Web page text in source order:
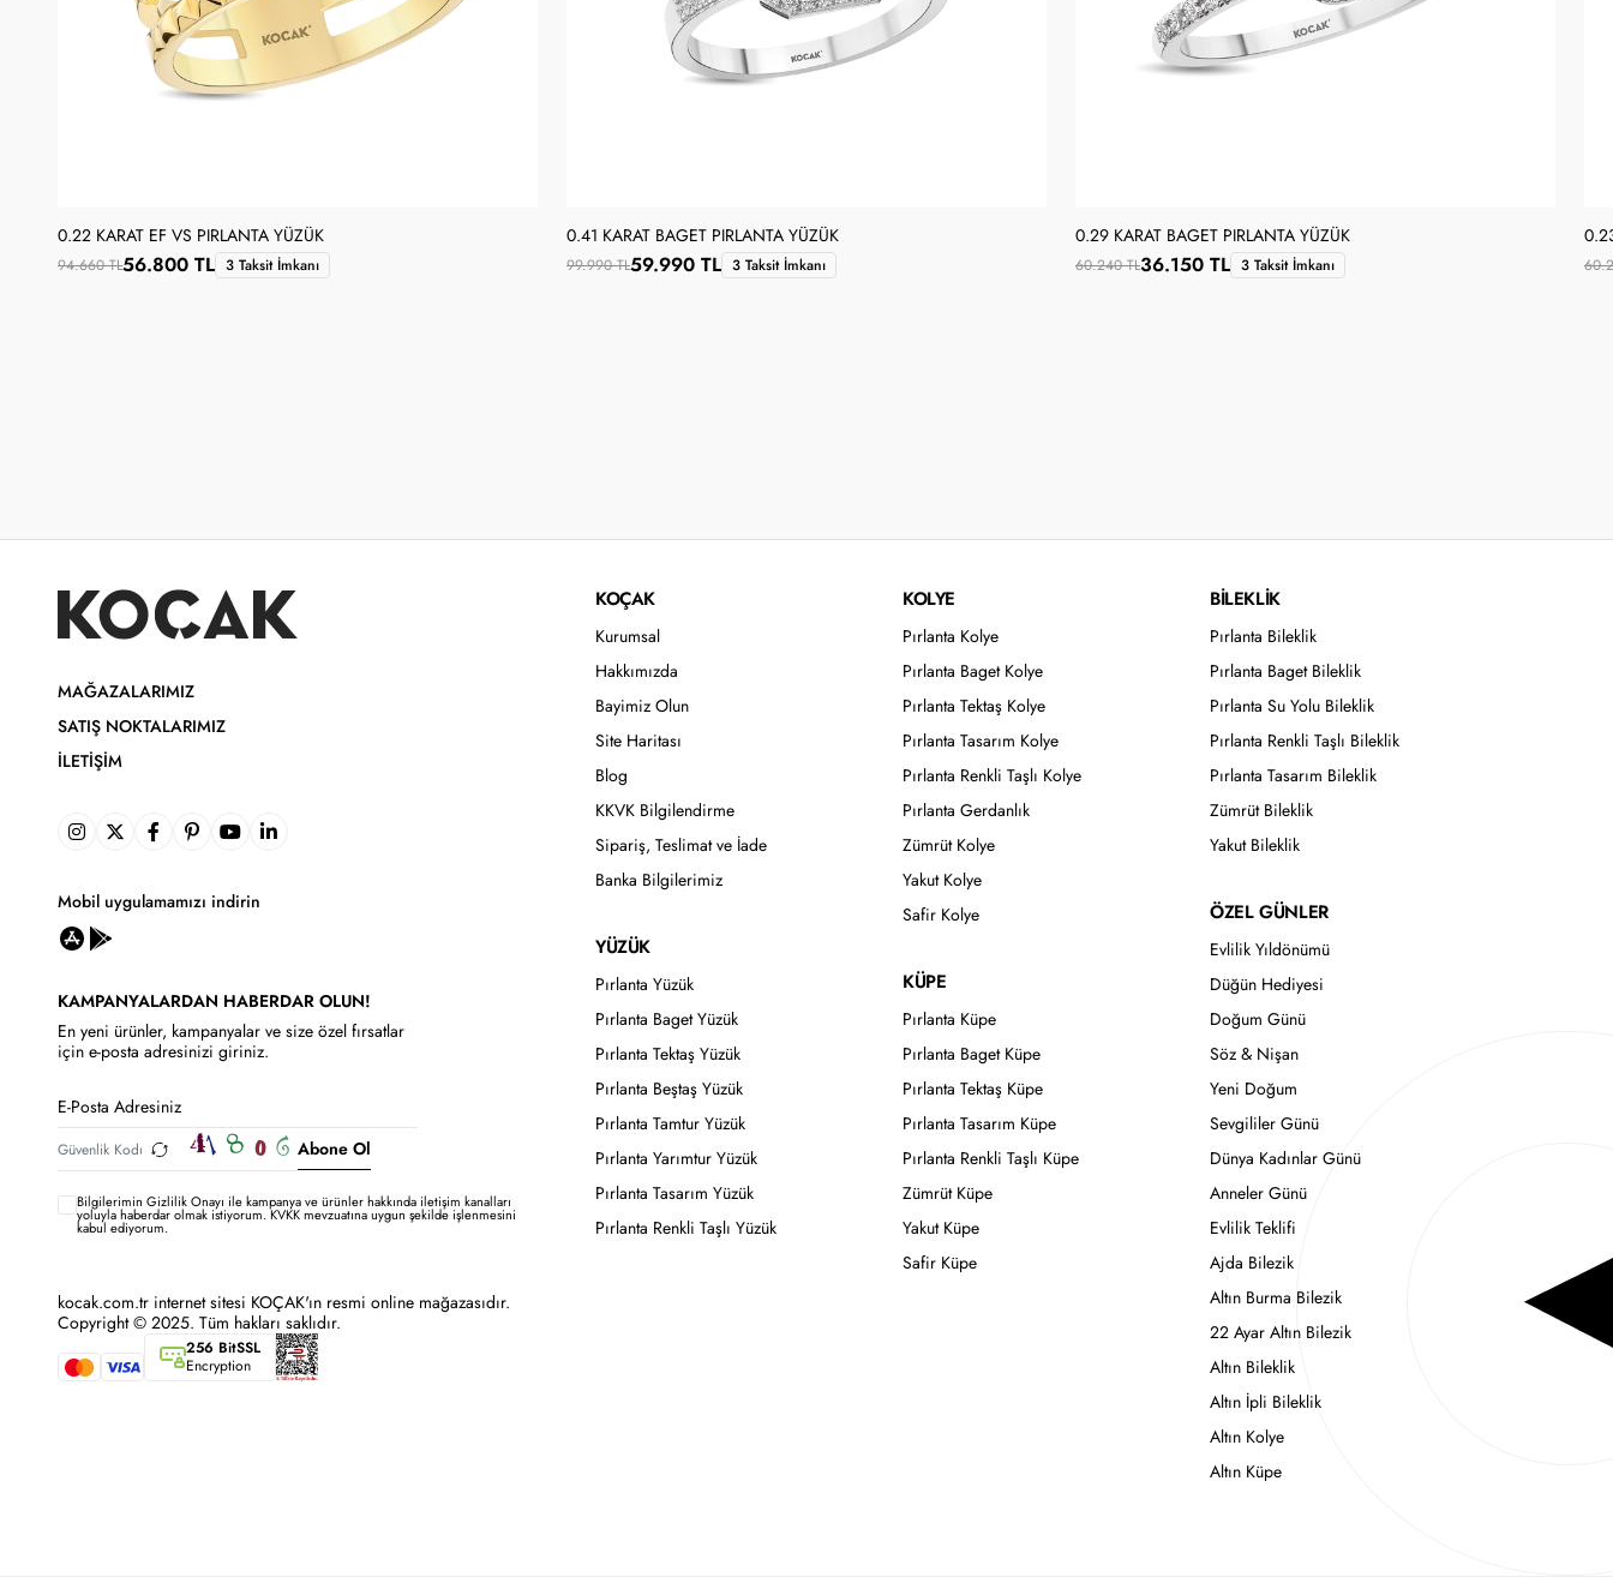
0.22 KARAT EF VS PIRLANTA YÜZÜK
94.660 TL56.800 TL 3 Taksit İmkanı
0.41 KARAT BAGET PIRLANTA YÜZÜK
99.990 TL59.990 TL 3 Taksit İmkanı
0.29 KARAT BAGET PIRLANTA YÜZÜK
60.240 TL36.150 TL 3 Taksit İmkanı
MAĞAZALARIMIZ
SATIŞ NOKTALARIMIZ
İLETIŞIM
Mobil uygulamamızı indirin
KAMPANYALARDAN HABERDAR OLUN!
En yeni ürünler, kampanyalar ve size özel fırsatlar
için e-posta adresinizi giriniz.
Abone Ol
Bilgilerimin Gizlilik Onayı ile kampanya ve ürünler hakkında iletişim kanalları
yoluyla haberdar olmak istiyorum.KVKK mevzuatına uygun şekilde işlenmesini
kabul ediyorum.
kocak.com.tr internet sitesi KOÇAK'ın resmi online mağazasıdır.
Copyright © 2025. Tüm hakları saklıdır.
256 BitSSL
Encryption
KOÇAK
Kurumsal
Hakkımızda
Bayimiz Olun
Site Haritası
Blog
KKVK Bilgilendirme
Sipariş, Teslimat ve İade
Banka Bilgilerimiz
YÜZÜK
Pırlanta Yüzük
Pırlanta Baget Yüzük
Pırlanta Tektaş Yüzük
Pırlanta Beştaş Yüzük
Pırlanta Tamtur Yüzük
Pırlanta Yarımtur Yüzük
Pırlanta Tasarım Yüzük
Pırlanta Renkli Taşlı Yüzük
KOLYE
Pırlanta Kolye
Pırlanta Baget Kolye
Pırlanta Tektaş Kolye
Pırlanta Tasarım Kolye
Pırlanta Renkli Taşlı Kolye
Pırlanta Gerdanlık
Zümrüt Kolye
Yakut Kolye
Safir Kolye
KÜPE
Pırlanta Küpe
Pırlanta Baget Küpe
Pırlanta Tektaş Küpe
Pırlanta Tasarım Küpe
Pırlanta Renkli Taşlı Küpe
Zümrüt Küpe
Yakut Küpe
Safir Küpe
BİLEKLİK
Pırlanta Bileklik
Pırlanta Baget Bileklik
Pırlanta Su Yolu Bileklik
Pırlanta Renkli Taşlı Bileklik
Pırlanta Tasarım Bileklik
Zümrüt Bileklik
Yakut Bileklik
ÖZEL GÜNLER
Evlilik Yıldönümü
Düğün Hediyesi
Doğum Günü
Söz & Nişan
Yeni Doğum
Sevgililer Günü
Dünya Kadınlar Günü
Anneler Günü
Evlilik Teklifi
Ajda Bilezik
Altın Burma Bilezik
22 Ayar Altın Bilezik
Altın Bileklik
Altın İpli Bileklik
Altın Kolye
Altın Küpe